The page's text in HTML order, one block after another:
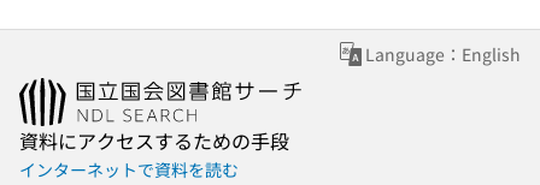
Language：English
資料にアクセスするための手段
インターネットで資料を読む